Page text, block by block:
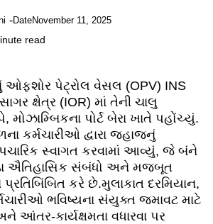
DateNovember 11, 2025
read
ઓફશોર પેટ્રોલ વેસલ (OPV) INS
ક્ષેત્ર (IOR) માં તેની ચાલુ
પોર્ટ બેરા ખાતે પહોંચ્યું.
કર્મચારીઓ દ્વારા જહાજનું
સ્વાગત કરવામાં આવ્યું, જે બંને
ઐતિહાસિક સંબંધો અને મજબૂત
કરે છે.મુલાકાત દરમિયાન,
ભવિષ્યના સંયુક્ત જમાવટ માટે
આંતર-કાર્યક્ષમતા વધારવા પર